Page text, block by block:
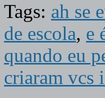
Tags: ah se
de escola, e
quando eu
criaram vcs